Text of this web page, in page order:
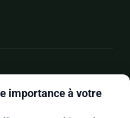
et lorsque
12 heures est
qui nécessite de
grand groupe
importance à votre